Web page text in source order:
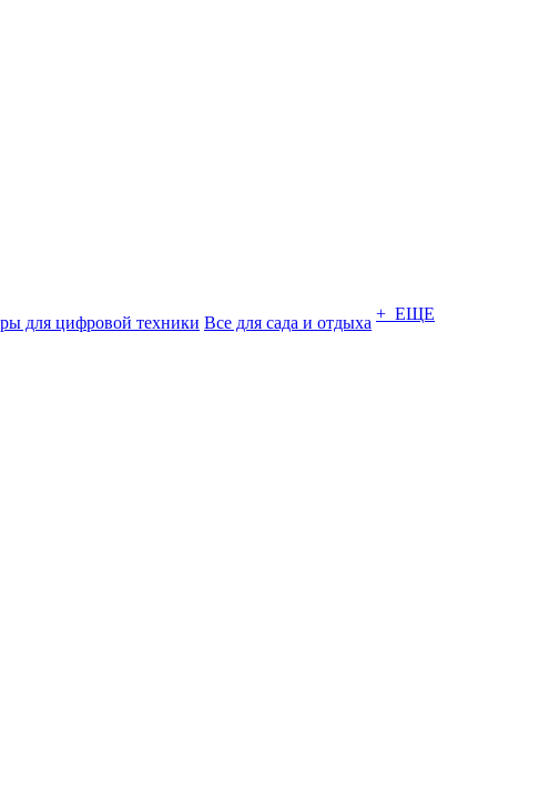
для цифровой техники Все для сада и отдыха + ЕЩЕ